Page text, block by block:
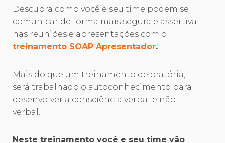
Descubra como você e seu time podem se
comunicar de forma mais segura e assertiva
nas reuniões e apresentações com o
treinamento SOAP Apresentador.
Mais do que um treinamento de oratória,
será trabalhado o autoconhecimento para
desenvolver a consciência verbal e não
verbal.
Neste treinamento você e seu time vão